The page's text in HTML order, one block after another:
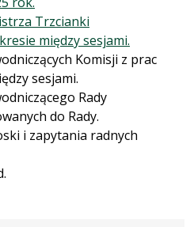
Trzcianki
między sesjami.
Komisji z prac
sesjami.
Rady
do Rady.
i zapytania radnych